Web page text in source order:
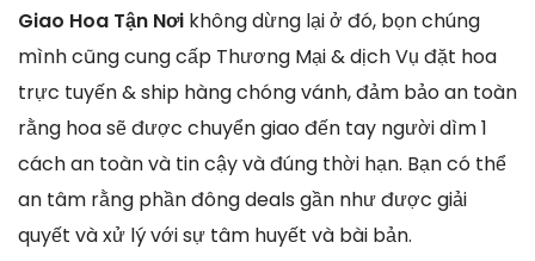
Giao Hoa Tận Nơi không dừng lại ở đó, bọn chúng
mình cũng cung cấp Thương Mại & dịch Vụ đặt hoa
trực tuyến & ship hàng chóng vánh, đảm bảo an toàn
rằng hoa sẽ được chuyển giao đến tay người dìm 1
cách an toàn và tin cậy và đúng thời hạn. Bạn có thể
an tâm rằng phần đông deals gần như được giải
quyết và xử lý với sự tâm huyết và bài bản.